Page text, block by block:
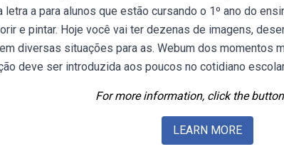
a para alunos que estão cursando o 1º ano do
e pintar. Hoje você vai ter dezenas de imagens,
diversas situações para as. Webum dos momentos
deve ser introduzida aos poucos no cotidiano
For more information, click the
LEARN MORE